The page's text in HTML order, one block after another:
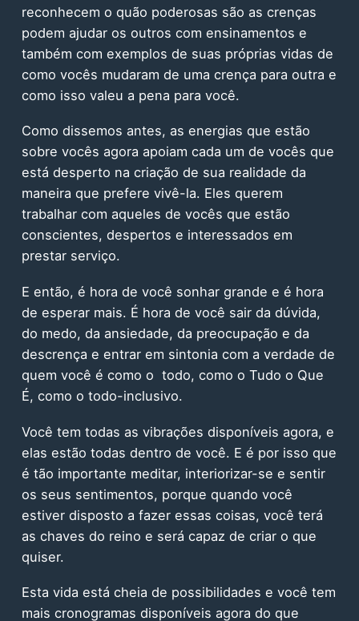
reconhecem o quão poderosas são as crenças
podem ajudar os outros com ensinamentos e
também com exemplos de suas próprias vidas de
como vocês mudaram de uma crença para outra e
como isso valeu a pena para você.
Como dissemos antes, as energias que estão
sobre vocês agora apoiam cada um de vocês que
está desperto na criação de sua realidade da
maneira que prefere vivê-la. Eles querem
trabalhar com aqueles de vocês que estão
conscientes, despertos e interessados em
prestar serviço.
E então, é hora de você sonhar grande e é hora
de esperar mais. É hora de você sair da dúvida,
do medo, da ansiedade, da preocupação e da
descrença e entrar em sintonia com a verdade de
quem você é como o todo, como o Tudo o Que
É, como o todo-inclusivo.
Você tem todas as vibrações disponíveis agora, e
elas estão todas dentro de você. E é por isso que
é tão importante meditar, interiorizar-se e sentir
os seus sentimentos, porque quando você
estiver disposto a fazer essas coisas, você terá
as chaves do reino e será capaz de criar o que
quiser.
Esta vida está cheia de possibilidades e você tem
mais cronogramas disponíveis agora do que